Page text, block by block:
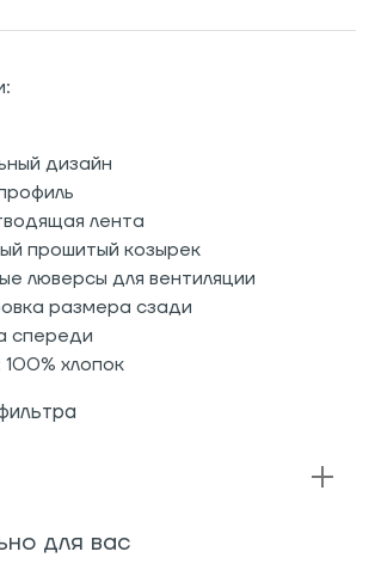
дизайн
лента
прошитый козырек
люверсы для вентиляции
размера сзади
спереди
хлопок
для вас